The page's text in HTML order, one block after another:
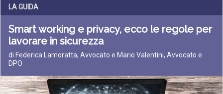
LA GUIDA
Smart working e privacy, ecco le regole per
lavorare in sicurezza
di Federica Lamoratta, Avvocato e Mario Valentini, Avvocato e
DPO